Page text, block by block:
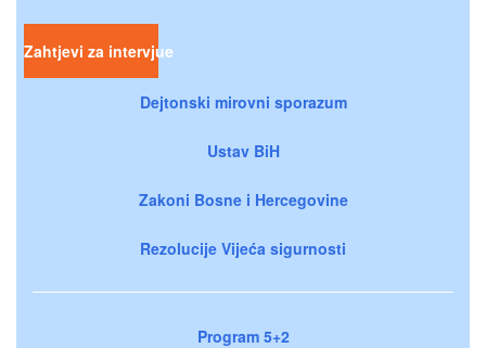
Zahtjevi za intervjue
Dejtonski mirovni sporazum
Ustav BiH
Zakoni Bosne i Hercegovine
Rezolucije Vijeća sigurnosti
Program 5+2